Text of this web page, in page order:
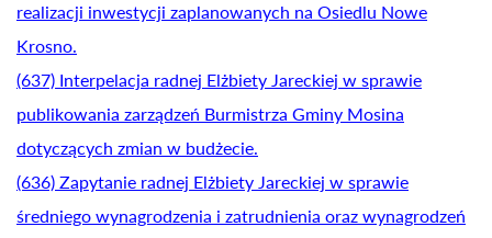
realizacji inwestycji zaplanowanych na Osiedlu Nowe
Krosno.
(637) Interpelacja radnej Elżbiety Jareckiej w sprawie
publikowania zarządzeń Burmistrza Gminy Mosina
dotyczących zmian w budżecie.
(636) Zapytanie radnej Elżbiety Jareckiej w sprawie
średniego wynagrodzenia i zatrudnienia oraz wynagrodzeń